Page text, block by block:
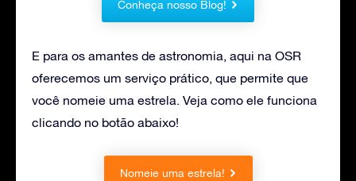
Conheça nosso Blog!
E para os amantes de astronomia, aqui na OSR
oferecemos um serviço prático, que permite que
você nomeie uma estrela. Veja como ele funciona
clicando no botão abaixo!
Nomeie uma estrela!